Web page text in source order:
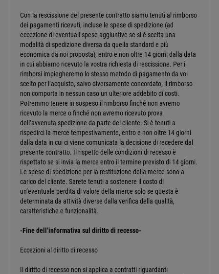
Con la rescissione del presente contratto siamo tenuti al rimborso
dei pagamenti ricevuti, incluse le spese di spedizione (ad
eccezione di eventuali spese aggiuntive se si è scelta una
modalità di spedizione diversa da quella standard e più
economica da noi proposta), entro e non oltre 14 giorni dalla data
in cui abbiamo ricevuto la vostra richiesta di rescissione. Per i
rimborsi impiegheremo lo stesso metodo di pagamento da voi
scelto per l’acquisto, salvo diversamente concordato; il rimborso
non comporta in nessun caso un ulteriore addebito di costi.
Potremmo tenere in sospeso il rimborso finché non avremo
ricevuto la merce o finché non avremo ricevuto prova
dell’avvenuta spedizione da parte del cliente. Si è tenuti a
rispedirci la merce tempestivamente, entro e non oltre 14 giorni
dalla data in cui ci viene comunicata la decisione di recedere dal
presente contratto. Il rispetto delle condizioni di recesso è
rispettato se si invia la merce entro il termine previsto di 14 giorni.
Le spese di spedizione per la restituzione della merce sono a
carico del cliente. Sarete tenuti a sostenere il costo di
un’eventuale perdita di valore della merce solo se questa è
determinata da attività diverse dalla verifica della qualità,
caratteristiche e funzionalità.
-Fine dell’informativa sul diritto di recesso-
Eccezioni al diritto di recesso
Il diritto di recesso non si applica a contratti riguardanti